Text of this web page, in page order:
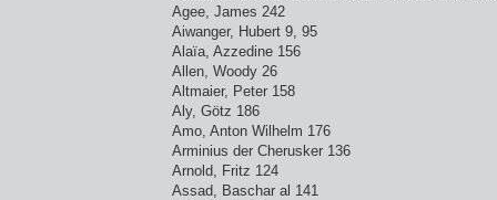
Agee, James 242
Aiwanger, Hubert 9, 95
Alaïa, Azzedine 156
Allen, Woody 26
Altmaier, Peter 158
Aly, Götz 186
Amo, Anton Wilhelm 176
Arminius der Cherusker 136
Arnold, Fritz 124
Assad, Baschar al 141